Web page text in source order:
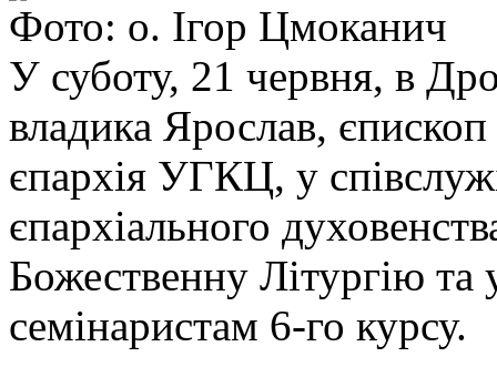
Фото: о. Ігор Цмоканич
У суботу, 21 червня, в
владика Ярослав,
єпархія УГКЦ, у
єпархіального
Божественну Літургію та
семінаристам 6-го курсу.